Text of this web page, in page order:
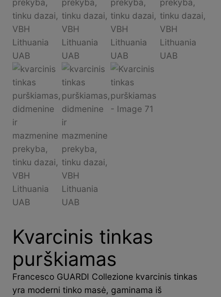
Kvarcinis tinkas
purškiamas
Francesco GUARDI Collezione kvarcinis tinkas
yra moderni tinko masė, gaminama iš